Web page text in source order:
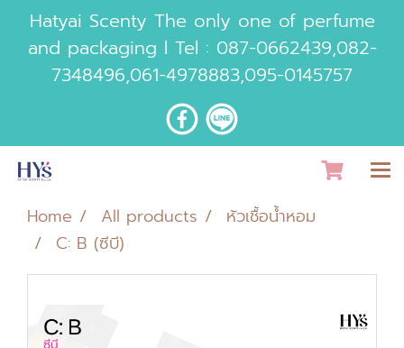
Hatyai Scenty The only one of perfume
and packaging l Tel : 087-0662439,082-
7348496,061-4978883,095-0145757
Home All products
หัวเชื้อน้ำหอม
C: B (ซีบี)